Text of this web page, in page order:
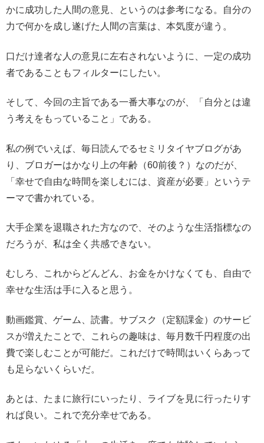
かに成功した人間の意見、というのは参考になる。自分の
力で何かを成し遂げた人間の言葉は、本気度が違う。
口だけ達者な人の意見に左右されないように、一定の成功
者であることもフィルターにしたい。
そして、今回の主旨である一番大事なのが、「自分とは違
う考えをもっていること」である。
私の例でいえば、毎日読んでるセミリタイヤブログがあ
り、ブロガーはかなり上の年齢（60前後？）なのだが、
「幸せで自由な時間を楽しむには、資産が必要」というテ
ーマで書かれている。
大手企業を退職された方なので、そのような生活指標なの
だろうが、私は全く共感できない。
むしろ、これからどんどん、お金をかけなくても、自由で
幸せな生活は手に入ると思う。
動画鑑賞、ゲーム、読書。サブスク（定額課金）のサービ
スが増えたことで、これらの趣味は、毎月数千円程度の出
費で楽しむことが可能だ。これだけで時間はいくらあって
も足らないくらいだ。
あとは、たまに旅行にいったり、ライブを見に行ったりす
れば良い。これで充分幸せである。